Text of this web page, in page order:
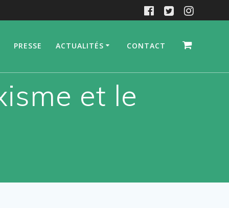
PRESSE ACTUALITÉS CONTACT
et le